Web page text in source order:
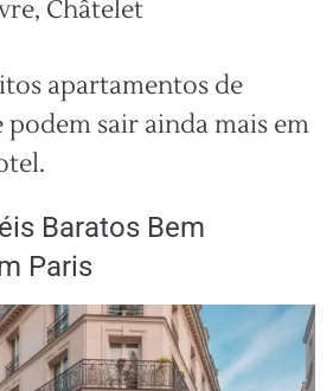
Châtelet
apartamentos de
sair ainda mais em
Baratos Bem
Paris